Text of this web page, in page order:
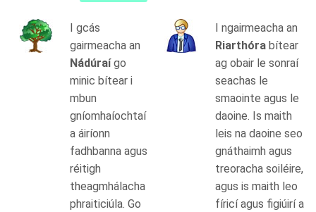
I gcás
gairmeacha an
Nádúraígo
minic bítear i
mbun
gníomhaíochtaí
a áiríonn
fadhbanna agus
réitigh
theagmhálacha
phraiticiúla. Go
I ngairmeacha an
Riarthóra bítear
ag obair le sonraí
seachas le
smaointe agus le
daoine. Is maith
leis na daoine seo
gnáthaimh agus
treoracha soiléire,
agus is maith leo
fíricí agus figiúirí a